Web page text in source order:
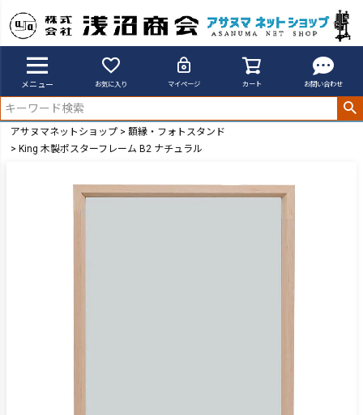
メニュー お気に入り マイページ カート お問い合わせ
アサヌマネットショップ
額縁・フォトスタンド
King 木製ポスターフレーム B2 ナチュラル